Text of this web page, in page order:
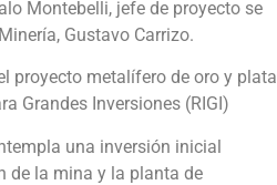
Montebelli, jefe de proyecto se
Gustavo Carrizo.
proyecto metalífero de oro y plata
Grandes Inversiones (RIGI)
una inversión inicial
de la mina y la planta de